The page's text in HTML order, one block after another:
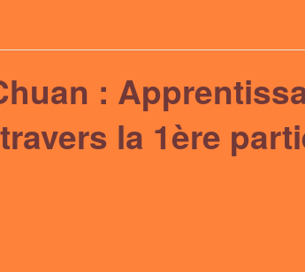
:
la 1ère